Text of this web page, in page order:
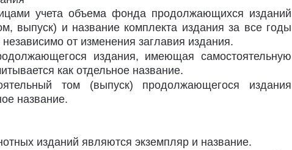
учета объема фонда продолжающихся изданий
выпуск) и название комплекта издания за все годы
от изменения заглавия издания.
издания, имеющая самостоятельную
как отдельное название.
том (выпуск) продолжающегося издания
название.
изданий являются экземпляр и название.